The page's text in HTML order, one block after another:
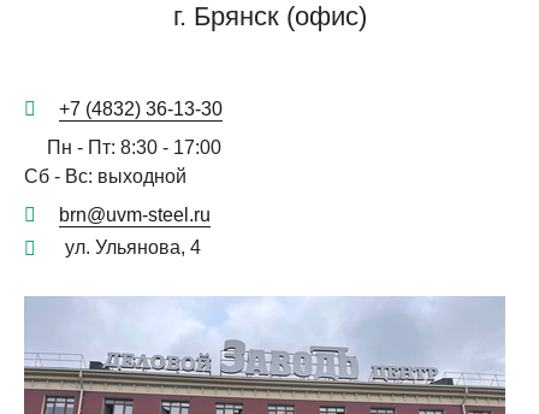
г. Брянск (офис)
+7 (4832) 36-13-30
Пн - Пт: 8:30 - 17:00
Сб - Вс: выходной
brn@uvm-steel.ru
ул. Ульянова, 4